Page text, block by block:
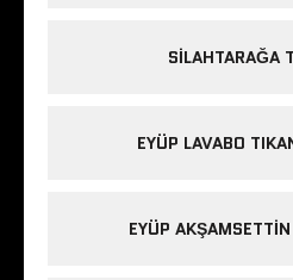
SILAHTARAĞA
EYÜP LAVABO
EYÜP